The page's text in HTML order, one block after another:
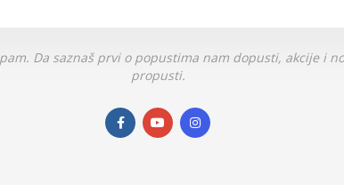
Da saznaš prvi o popustima nam dopusti, akcije i
propusti.